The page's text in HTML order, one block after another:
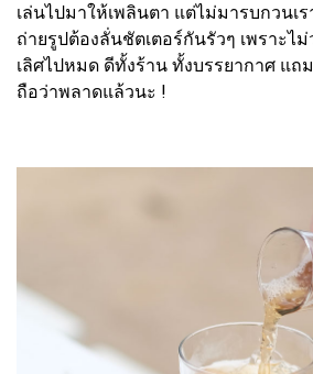
เล่นไปมาให้เพลินตา แต่ไม่มารบกวนเร
ถ่ายรูปต้องลั่นชัตเตอร์กันรัวๆ เพราะไ
เลิศไปหมด ดีทั้งร้าน ทั้งบรรยากาศ แถ
ถือว่าพลาดแล้วนะ !